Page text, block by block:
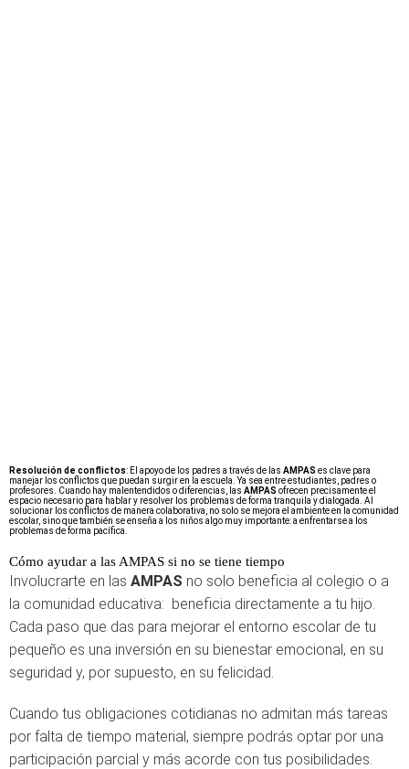
Resolución de conflictos: El apoyo de los padres a través de las AMPAS es clave para
manejar los conflictos que puedan surgir en la escuela. Ya sea entre estudiantes, padres o
profesores. Cuando hay malentendidos o diferencias, las AMPAS ofrecen precisamente el
espacio necesario para hablar y resolver los problemas de forma tranquila y dialogada. Al
solucionar los conflictos de manera colaborativa, no solo se mejora el ambiente en la comunidad
escolar, sino que también se enseña a los niños algo muy importante: a enfrentarse a los
problemas de forma pacífica.
Cómo ayudar a las AMPAS si no se tiene tiempo
Involucrarte en las AMPAS no solo beneficia al colegio o a
la comunidad educativa: beneficia directamente a tu hijo.
Cada paso que das para mejorar el entorno escolar de tu
pequeño es una inversión en su bienestar emocional, en su
seguridad y, por supuesto, en su felicidad.
Cuando tus obligaciones cotidianas no admitan más tareas
por falta de tiempo material, siempre podrás optar por una
participación parcial y más acorde con tus posibilidades.